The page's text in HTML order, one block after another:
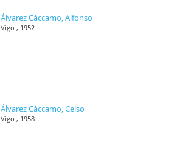
Álvarez Cáccamo, Alfonso
Vigo , 1952
Álvarez Cáccamo, Celso
Vigo , 1958